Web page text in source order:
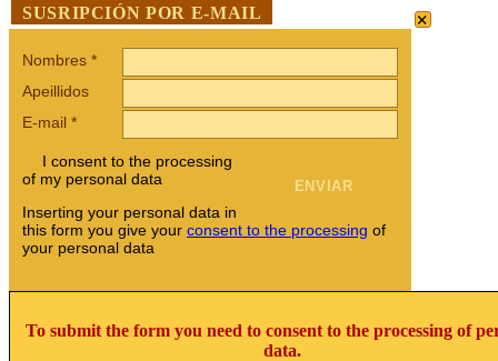
SUSRIPCIÓN POR E-MAIL ×
Nombres *
Apeillidos
E-mail *
I consent to the processing
of my personal data
Inserting your personal data in
this form you give your consent to the processing of
your personal data
To submit the form you need to consent to the processing of
data.